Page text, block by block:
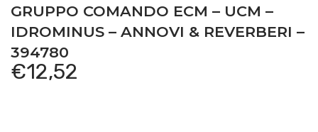
GRUPPO COMANDO ECM – UCM –
IDROMINUS – ANNOVI & REVERBERI –
394780
€12,52